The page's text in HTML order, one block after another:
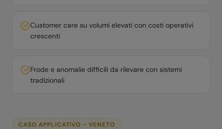
Customer care su volumi elevati con costi operativi
crescenti
Frode e anomalie difficili da rilevare con sistemi
tradizionali
CASO APPLICATIVO -VENETO